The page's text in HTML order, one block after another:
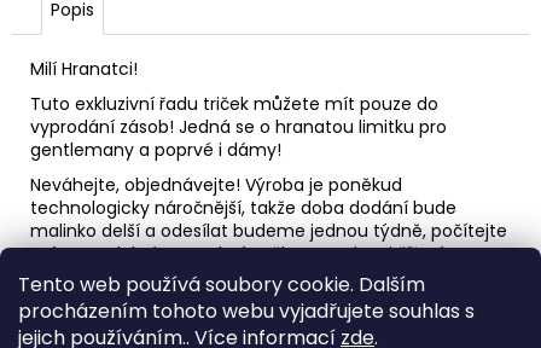
Tento web používá soubory cookie. Dalším
procházením tohoto webu vyjadřujete souhlas s
jejich používáním.. Více informací zde.
Popis
Milí Hranatci!
Tuto exkluzivní řadu triček můžete mít pouze do
vyprodání zásob! Jedná se o hranatou limitku pro
gentlemany a poprvé i dámy!
Neváhejte, objednávejte! Výroba je poněkud
technologicky náročnější, takže doba dodání bude
malinko delší a odesílat budeme jednou týdně, počítejte
s tím! Na dobré se vyplatí počkat a v rámci šíření
hranatého dobra to platí stonásobně!
Děkujeme za hranatou pozornost!
HRANATÁ
ZLATICE,
500
ML,
NEREZOVÁ
SKLENIČKA
238
Kč
Původně:
550
Kč